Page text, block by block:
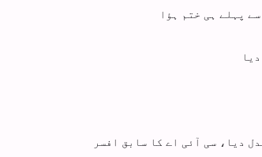
پہلے ہی ختم ہؤا
دیا، سی آئی اے کا سابق افسر